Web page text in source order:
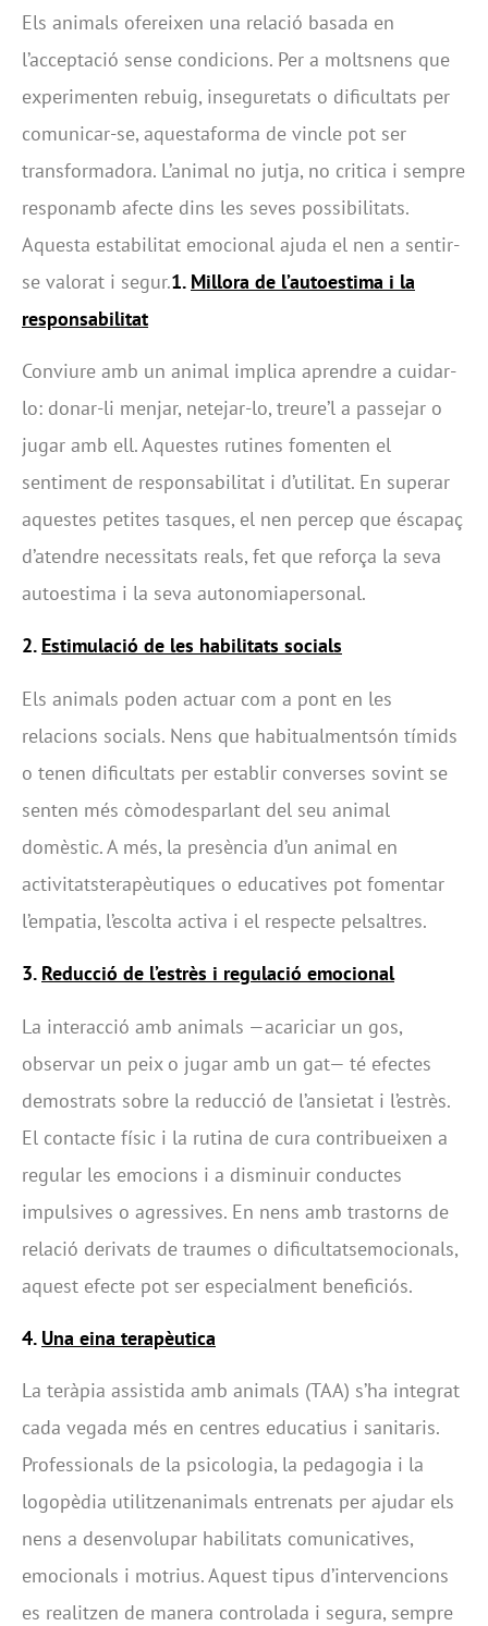
Els animals ofereixen una relació basada en
l’acceptació sense condicions. Per a moltsnens que
experimenten rebuig, inseguretats o dificultats per
comunicar-se, aquestaforma de vincle pot ser
transformadora. L’animal no jutja, no critica i sempre
responamb afecte dins les seves possibilitats.
Aquesta estabilitat emocional ajuda el nen a sentir-
se valorat i segur.1. Millora de l’autoestima i la
responsabilitat
Conviure amb un animal implica aprendre a cuidar-
lo: donar-li menjar, netejar-lo, treure’l a passejar o
jugar amb ell. Aquestes rutines fomenten el
sentiment de responsabilitat i d’utilitat. En superar
aquestes petites tasques, el nen percep que éscapaç
d’atendre necessitats reals, fet que reforça la seva
autoestima i la seva autonomiapersonal.
2. Estimulació de les habilitats socials
Els animals poden actuar com a pont en les
relacions socials. Nens que habitualmentsón tímids
o tenen dificultats per establir converses sovint se
senten més còmodesparlant del seu animal
domèstic. A més, la presència d’un animal en
activitatsterapèutiques o educatives pot fomentar
l’empatia, l’escolta activa i el respecte pelsaltres.
3. Reducció de l’estrès i regulació emocional
La interacció amb animals —acariciar un gos,
observar un peix o jugar amb un gat— té efectes
demostrats sobre la reducció de l’ansietat i l’estrès.
El contacte físic i la rutina de cura contribueixen a
regular les emocions i a disminuir conductes
impulsives o agressives. En nens amb trastorns de
relació derivats de traumes o dificultatsemocionals,
aquest efecte pot ser especialment beneficiós.
4. Una eina terapèutica
La teràpia assistida amb animals (TAA) s’ha integrat
cada vegada més en centres educatius i sanitaris.
Professionals de la psicologia, la pedagogia i la
logopèdia utilitzenanimals entrenats per ajudar els
nens a desenvolupar habilitats comunicatives,
emocionals i motrius. Aquest tipus d’intervencions
es realitzen de manera controlada i segura, sempre